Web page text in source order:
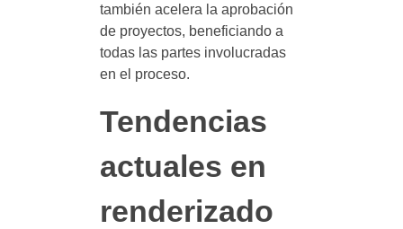
también acelera la aprobación
de proyectos, beneficiando a
todas las partes involucradas
en el proceso.
Tendencias
actuales en
renderizado